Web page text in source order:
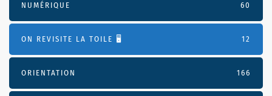
NUMÉRIQUE 60
ON REVISITE LA TOILE 🖥️ 12
ORIENTATION 166